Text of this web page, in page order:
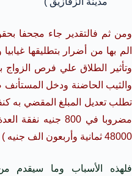
ومن ثم فالتقدير جاء مجحفا
الم بها من أضرار بتطليقها
وتأثير الطلاق علي فرص الزواج
والثيب الحاضنة ودخل
تطلب تعديل المبلغ المقضي به
مضروبا في 800 جنيه نفقة العدة النهائي ليكون (800
48000 ثمانية وأربعون الف جنيه )
فلهذه الأسباب وما سيقدم